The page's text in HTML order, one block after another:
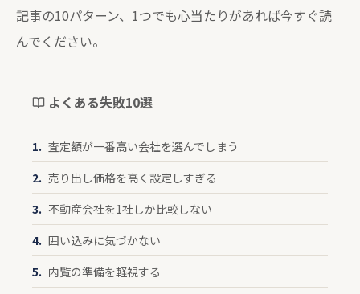
記事の10パターン、1つでも心当たりがあれば今すぐ読
んでください。
よくある失敗10選
査定額が一番高い会社を選んでしまう
売り出し価格を高く設定しすぎる
不動産会社を1社しか比較しない
囲い込みに気づかない
内覧の準備を軽視する